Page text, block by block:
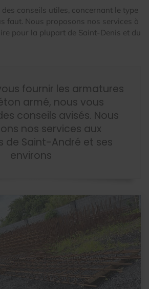
conseils utiles, concernant le type
faut. Nous proposons nos services à
pour la plupart de Saint-Denis et du
fournir les armatures
armé, nous vous
conseils avisés. Nous
nos services aux
de Saint-André et ses
environs